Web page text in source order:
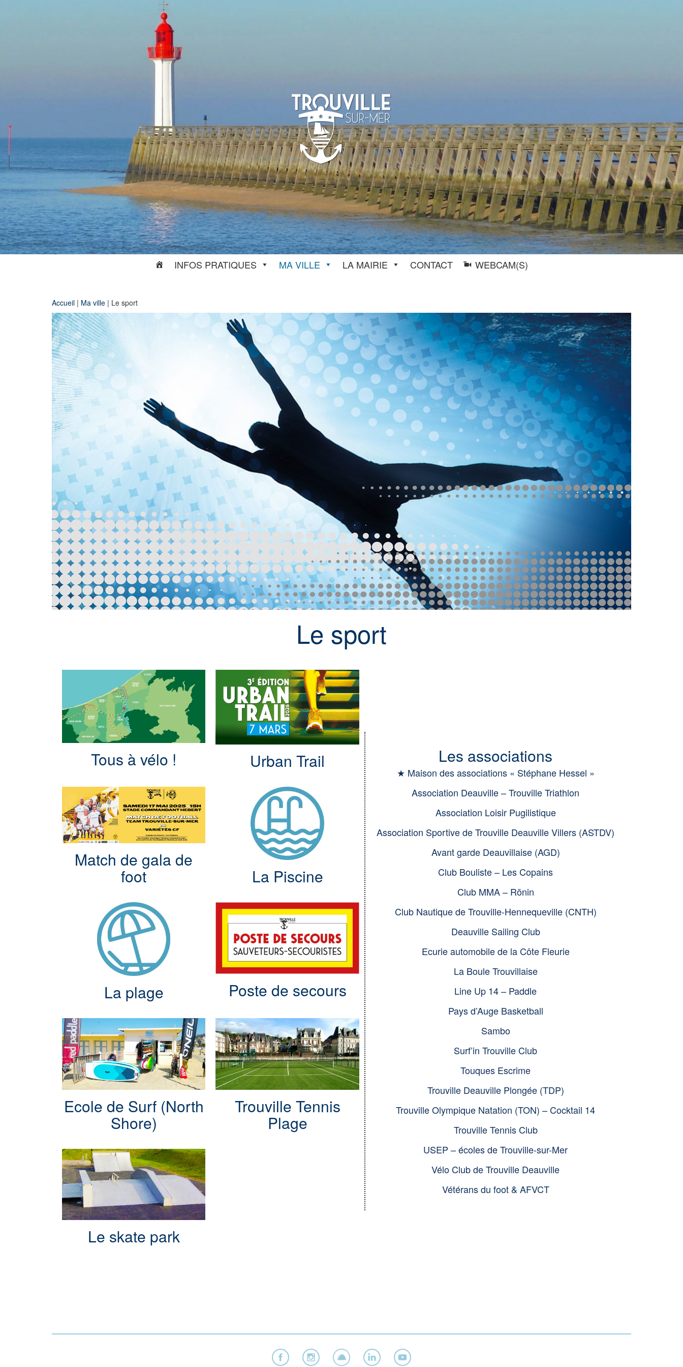
TROUVILLE-SUR-MER
INFOS PRATIQUES MA VILLE LA MAIRIE CONTACT WEBCAM(S)
Accueil | Ma ville | Le sport
Le sport
Tous à vélo ! Urban Trail
Match de gala de
foot La Piscine
La plage Poste de secours
Ecole de Surf (North
Shore)
Trouville Tennis
Plage
Le skate park
Les associations
★ Maison des associations « Stéphane Hessel »
Association Deauville – Trouville Triathlon
Association Loisir Pugilistique
Association Sportive de Trouville Deauville Villers (ASTDV)
Avant garde Deauvillaise (AGD)
Club Bouliste – Les Copains
Club MMA – Rõnin
Club Nautique de Trouville-Hennequeville (CNTH)
Deauville Sailing Club
Ecurie automobile de la Côte Fleurie
La Boule Trouvillaise
Line Up 14 – Paddle
Pays d’Auge Basketball
Sambo
Surf’in Trouville Club
Touques Escrime
Trouville Deauville Plongée (TDP)
Trouville Olympique Natation (TON) – Cocktail 14
Trouville Tennis Club
USEP – écoles de Trouville-sur-Mer
Vélo Club de Trouville Deauville
Vétérans du foot & AFVCT